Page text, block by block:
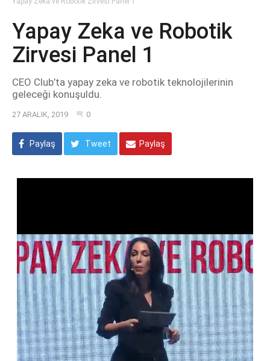
Yapay Zeka ve Robotik
Zirvesi Panel 1
CEO Club’ta yapay zeka ve robotik teknolojilerinin
geleceği konuşuldu.
27 ARALIK, 2019 0
Paylaş Tweet Paylaş